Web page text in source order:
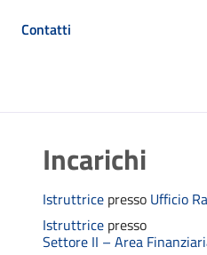
Contatti
Incarichi
Istruttrice presso Ufficio
Istruttrice presso
Settore II – Area